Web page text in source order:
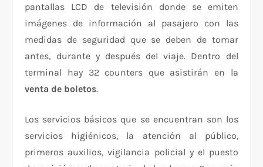
pantallas LCD de televisión donde se emiten
imágenes de información al pasajero con las
medidas de seguridad que se deben de tomar
antes, durante y después del viaje. Dentro del
terminal hay 32 counters que asistirán en la
venta de boletos.
Los servicios básicos que se encuentran son los
servicios higiénicos, la atención al público,
primeros auxilios, vigilancia policial y el puesto